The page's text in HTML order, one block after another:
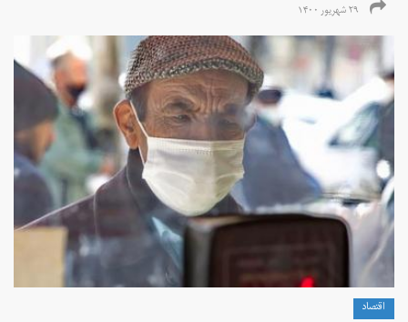
۲۹ شهریور ۱۴۰۰
اقتصاد